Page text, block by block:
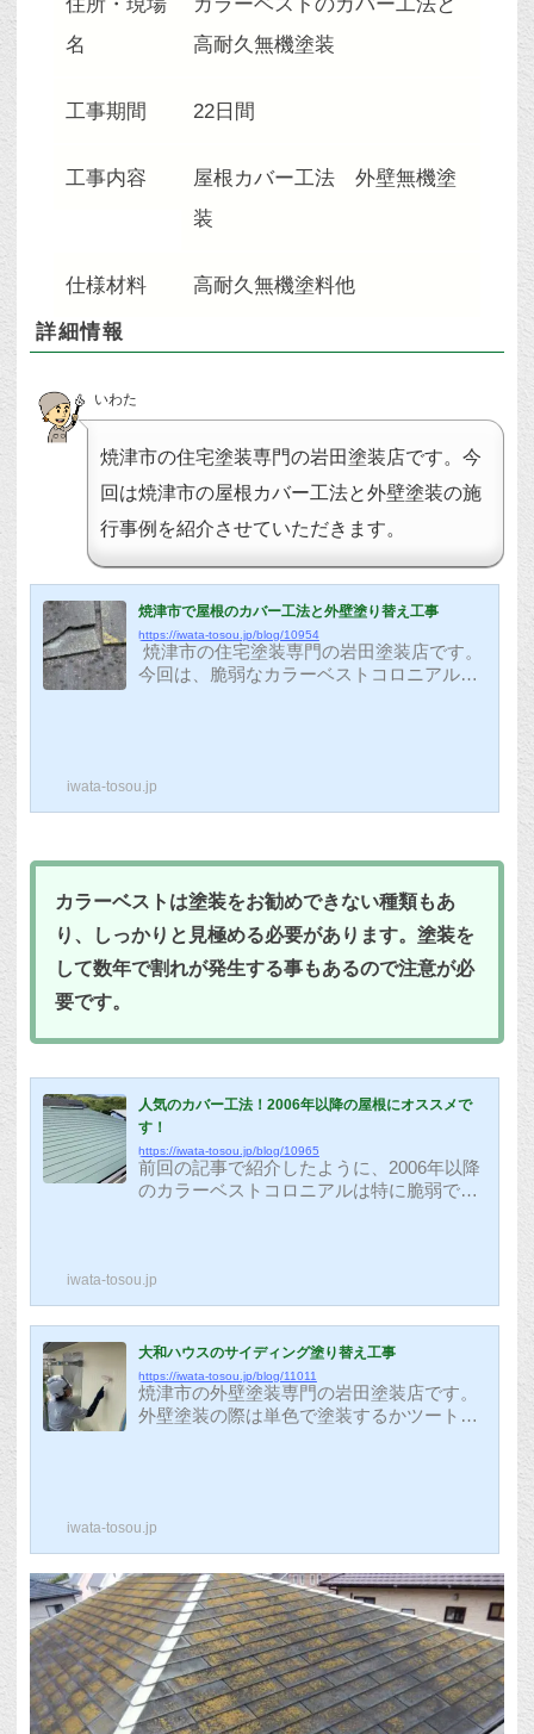
名
高耐久無機塗装
工事期間 22日間
工事内容
屋根カバー工法 外壁無機塗
装
仕様材料 高耐久無機塗料他
詳細情報
いわた
焼津市の住宅塗装専門の岩田塗装店です。今
回は焼津市の屋根カバー工法と外壁塗装の施
行事例を紹介させていただきます。
焼津市で屋根のカバー工法と外壁塗り替え工事
https://iwata-tosou.jp/blog/10954
焼津市の住宅塗装専門の岩田塗装店です。
今回は、脆弱なカラーベストコロニアルを
ロニアルは特に注意が必要です。屋根の施
工前状況こちらの屋根もアスベストの入っ
ました。 お客様と相談の結果、カバー工
た。塗装にするか、カバー工法にするかの
判断はお客様の予算や考え方もあるため...
iwata-tosou.jp
カラーベストは塗装をお勧めできない種類もあ
り、しっかりと見極める必要があります。塗装を
して数年で割れが発生する事もあるので注意が必
要です。
人気のカバー工法！2006年以降の屋根にオススメで
す！
https://iwata-tosou.jp/blog/10965
前回の記事で紹介したように、2006年以降
のカラーベストコロニアルは特に脆弱で、
ていただきました。施工前状況カバー工法
をする場合でも、接薬剤を使用するために
高圧洗浄で表面の汚れを落とす必要があり
ます。高圧洗浄後高圧洗浄機の圧力を上げ
すぎると、カラーベスト自体が割れてしま
うので注意が必要です。 表面の汚れが落
ちる最低限の圧力で洗浄をします。屋根の
iwata-tosou.jp
大和ハウスのサイディング塗り替え工事
https://iwata-tosou.jp/blog/11011
焼津市の外壁塗装専門の岩田塗装店です。
外壁塗装の際は単色で塗装するかツートン
お家も、もともとは単色でしたが、ツート
ンで塗装したことで印象が大きく変わりま
した(^^)まずは高圧洗浄で壁の汚れを除去
します。洗浄後に下塗り塗料を塗装しま
す。たとえ下塗りでも手を抜かずに丁寧に
塗装をしていきます。 下塗り塗料は一般
的に透明の水のような種類のものが使用さ
れます...
iwata-tosou.jp